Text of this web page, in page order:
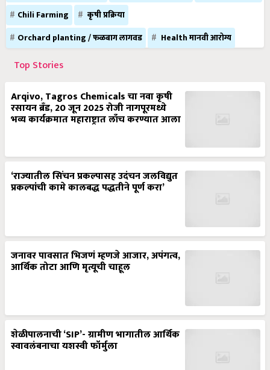
Chili Farming
कृषी प्रक्रिया
Orchard planting / फळबाग लागवड
Health मानवी आरोग्य
Top Stories
Arqivo, Tagros Chemicals चा नवा कृषी
रसायन ब्रँड, 20 जून 2025 रोजी नागपूरमध्ये
भव्य कार्यक्रमात महाराष्ट्रात लाँच करण्यात आला
‘राज्यातील सिंचन प्रकल्पासह उदंचन जलविद्युत
प्रकल्पांची कामे कालबद्ध पद्धतीने पूर्ण करा’
जनावर पावसात भिजणं म्हणजे आजार, अपंगत्व,
आर्थिक तोटा आणि मृत्यूची चाहूल
शेळीपालनाची ‘SIP’- ग्रामीण भागातील आर्थिक
स्वावलंबनाचा यशस्वी फॉर्मुला